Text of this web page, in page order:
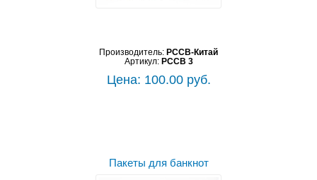
Производитель: PCCB-Китай
Артикул: PCCB 3
Цена: 100.00 руб.
Пакеты для банкнот